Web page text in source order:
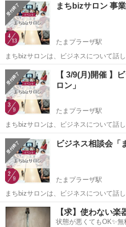
まちbizサロン 事
たまプラーザ駅
まちbizサロンは、ビジネスについて話
員の集いの場です。 ＜開催概要＞ ◆日時 2026/4/13(月)10:00-12:00
◆場所 まちなかbizあおば（たまプラ
神奈川 横浜市 たまプラーザ駅
【 3/9(月)開催 】
ロン」
たまプラーザ駅
まちbizサロンは、ビジネスについて話
員の集いの場です。 ＜開催概要＞ ◆日時 2026/3/9(月)10:00-12:00 ◆
場所 まちなかbizあおば（たまプラー
神奈川 横浜市 たまプラーザ駅
ビジネス相談会「
たまプラーザ駅
まちbizサロンは、ビジネスについて話
員の集いの場です。 ＜開催概要＞ ◆日時 2026/2/9(月)10:00-12:00 ◆
場所 まちなかbizあおば（たまプラー
神奈川 横浜市 たまプラーザ駅
【求】使わない楽
状態が悪くてもOK✨無